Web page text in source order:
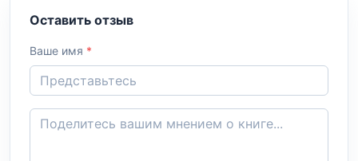
Оставить отзыв
Ваше имя *